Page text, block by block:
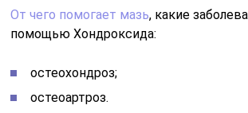
От чего помогает мазь, какие
помощью Хондроксида:
остеохондроз;
остеоартроз.